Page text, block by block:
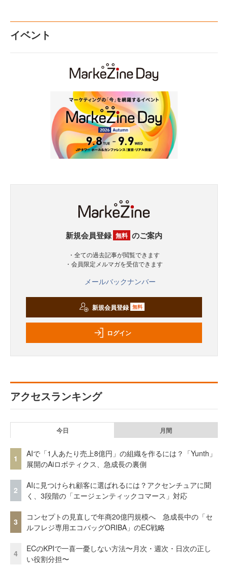
イベント
新規会員登録 無料 のご案内
・全ての過去記事が閲覧できます
・会員限定メルマガを受信できます
メールバックナンバー
新規会員登録 無料
ログイン
アクセスランキング
今日 月間
1
AIで「1人あたり売上8億円」の組織を作るには？「Yunth」
展開のAiロボティクス、急成長の裏側
2
AIに見つけられ顧客に選ばれるには？アクセンチュアに聞
く、3段階の「エージェンティックコマース」対応
3
コンセプトの見直しで年商20億円規模へ 急成長中の「セ
ルフレジ専用エコバッグORIBA」のEC戦略
4
ECのKPIで一喜一憂しない方法〜月次・週次・日次の正し
い役割分担〜